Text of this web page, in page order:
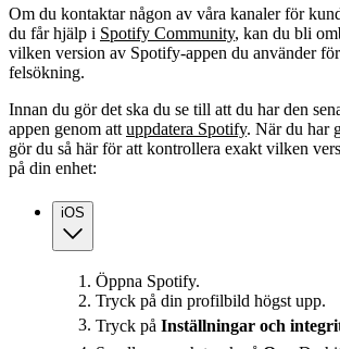
Om du kontaktar någon av våra kanaler för
du får hjälp i Spotify Community, kan du bli
vilken version av Spotify‑appen du använder
felsökning.
Innan du gör det ska du se till att du har den
appen genom att uppdatera Spotify. När du har
gör du så här för att kontrollera exakt vilken
på din enhet:
iOS
Öppna Spotify.
Tryck på din profilbild högst upp.
Tryck på Inställningar och